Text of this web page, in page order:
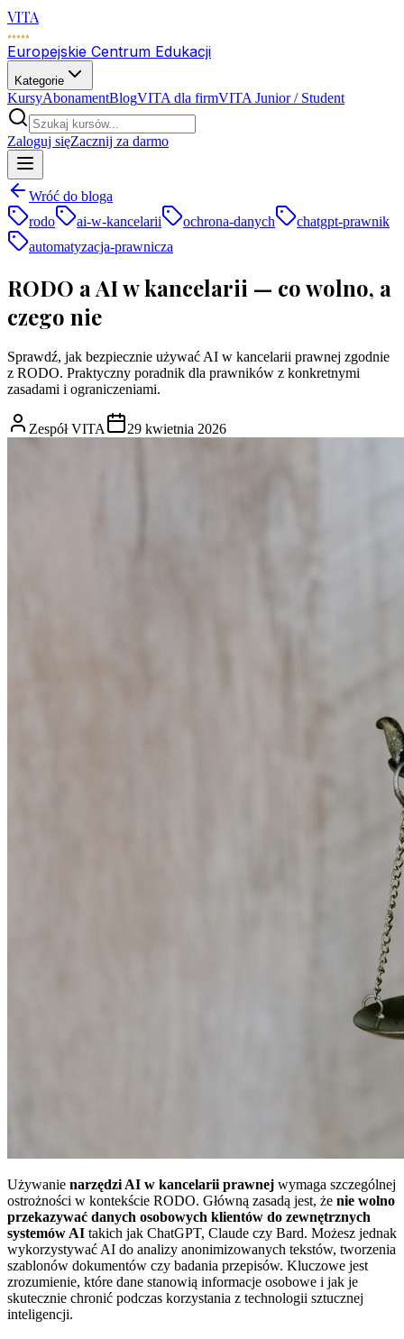
VITA
Europejskie Centrum Edukacji
Kategorie
KursyAbonamentBlogVITA dla firmVITA Junior / Student
Zaloguj sięZacznij za darmo
Wróć do bloga
rodo
ai-w-kancelarii ochrona-danych
chatgpt-prawnik
automatyzacja-prawnicza
RODO a AI w kancelarii — co wolno, a
czego nie
Sprawdź, jak bezpiecznie używać AI w kancelarii prawnej zgodnie
z RODO. Praktyczny poradnik dla prawników z konkretnymi
zasadami i ograniczeniami.
Zespół VITA 29 kwietnia 2026
Używanie narzędzi AI w kancelarii prawnej wymaga szczególnej
ostrożności w kontekście RODO. Główną zasadą jest, że nie wolno
przekazywać danych osobowych klientów do zewnętrznych
systemów AI takich jak ChatGPT, Claude czy Bard. Możesz jednak
wykorzystywać AI do analizy anonimizowanych tekstów, tworzenia
szablonów dokumentów czy badania przepisów. Kluczowe jest
zrozumienie, które dane stanowią informacje osobowe i jak je
skutecznie chronić podczas korzystania z technologii sztucznej
inteligencji.